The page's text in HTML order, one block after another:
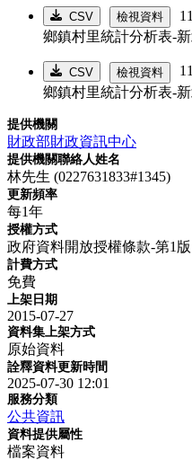
CSV 檢視資料
鄉鎮村里統計分析表-
CSV 檢視資料
鄉鎮村里統計分析表-
提供機關
財政部財政資訊中心
提供機關聯絡人姓名
林先生 (0227631833#1345)
更新頻率
每1年
授權方式
政府資料開放授權條款-第1版
計費方式
免費
上架日期
2015-07-27
資料集上架方式
原始資料
詮釋資料更新時間
2025-07-30 12:01
服務分類
公共資訊
資料提供屬性
檔案資料